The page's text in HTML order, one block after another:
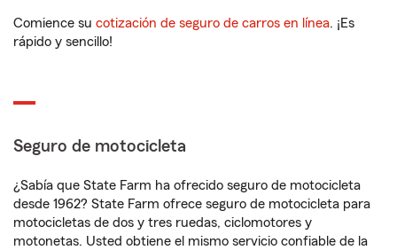
Comience su cotización de seguro de carros en línea. ¡Es
rápido y sencillo!
Seguro de motocicleta
¿Sabía que State Farm ha ofrecido seguro de motocicleta
desde 1962? State Farm ofrece seguro de motocicleta para
motocicletas de dos y tres ruedas, ciclomotores y
motonetas. Usted obtiene el mismo servicio confiable de la